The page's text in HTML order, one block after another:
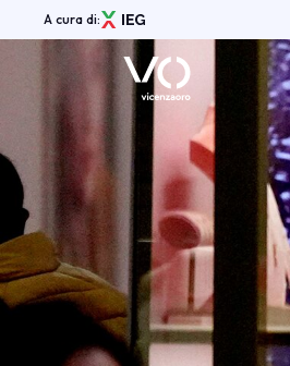
A cura di:
Menù
ABOUT
Vicenzaoro Shows
Aree espositive
Vicenzaoro App
Media Gallery